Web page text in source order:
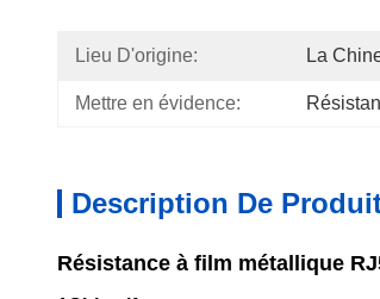
Lieu D'origine: La
Mettre en évidence:
Description De
Résistance à film métallique